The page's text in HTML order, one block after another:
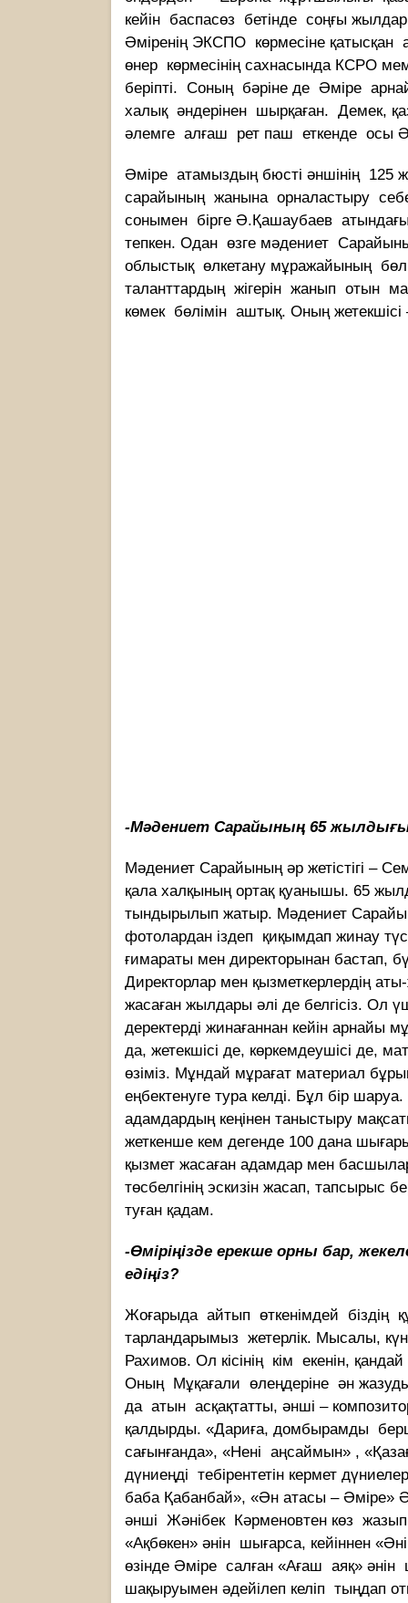
кейін баспасөз бетінде соңғы
Әміренің ЭКСПО көрмесіне қатысқан
өнер көрмесінің сахнасында КСРО
беріпті. Соның бәріне де Әміре
халық әндерінен шырқаған. Демек,
әлемге алғаш рет паш еткенде осы
Әміре атамыздың бюсті әншінің
сарайының жанына орналастыру
сонымен бірге Ә.Қашаубаев
тепкен. Одан өзге мәдениет
облыстық өлкетану мұражайының
таланттардың жігерін жанып отын
көмек бөлімін аштық. Оның
-Мәдениет Сарайының 65
Мәдениет Сарайының әр жетістігі –
қала халқының ортақ қуанышы. 65
тындырылып жатыр. Мәдениет
фотолардан іздеп қиқымдап жинау
ғимараты мен директорынан бастап,
Директорлар мен қызметкерлердің
жасаған жылдары әлі де белгісіз.
деректерді жинағаннан кейін арнайы
да, жетекшісі де, көркемдеушісі де,
өзіміз. Мұндай мұрағат материал
еңбектенуге тура келді. Бұл бір
адамдардың кеңінен таныстыру
жеткенше кем дегенде 100 дана
қызмет жасаған адамдар мен
төсбелгінің эскизін жасап, тапсырыс
туған қадам.
-Өміріңізде ерекше орны бар,
едіңіз?
Жоғарыда айтып өткенімдей біздің
тарландарымыз жетерлік. Мысалы,
Рахимов. Ол кісінің кім екенін,
Оның Мұқағали өлеңдеріне ән
да атын асқақтатты, әнші –
қалдырды. «Дариға, домбырамды
сағынғанда», «Нені аңсаймын» ,
дүниеңді тебірентетін кермет
баба Қабанбай», «Ән атасы – Әміре»
әнші Жәнібек Кәрменовтен көз
«Ақбөкен» әнін шығарса, кейіннен
өзінде Әміре салған «Ағаш аяқ»
шақыруымен әдейілеп келіп тыңдап